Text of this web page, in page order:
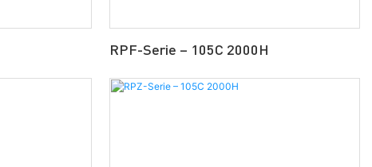
RPF-Serie – 105C 2000H